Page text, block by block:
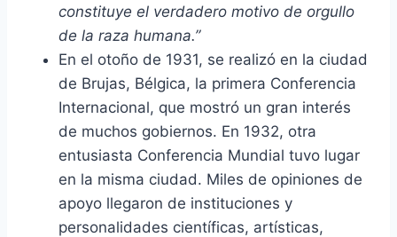
constituye el verdadero motivo de orgullo
de la raza humana.”
En el otoño de 1931, se realizó en la ciudad
de Brujas, Bélgica, la primera Conferencia
Internacional, que mostró un gran interés
de muchos gobiernos. En 1932, otra
entusiasta Conferencia Mundial tuvo lugar
en la misma ciudad. Miles de opiniones de
apoyo llegaron de instituciones y
personalidades científicas, artísticas,